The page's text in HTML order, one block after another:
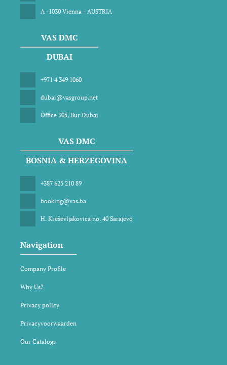
A -1030 Vienna - AUSTRIA
VAS DMC
DUBAI
+971 4 349 1060
dubai@vasgroup.net
Office 305, Bur Dubai
VAS DMC
BOSNIA & HERZEGOVINA
+387 625 210 89
booking@vas.ba
H. Kreševljakovica no. 40 Sarajevo
Navigation
Company Profile
Why Us?
Privacy policy
Privacyvoorwaarden
Our Catalogs